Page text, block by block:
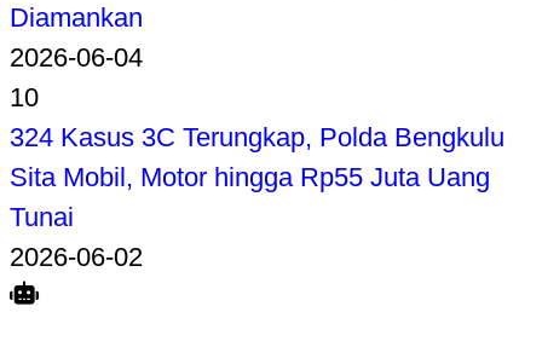
Diamankan
2026-06-04
10
324 Kasus 3C Terungkap, Polda Bengkulu
Sita Mobil, Motor hingga Rp55 Juta Uang
Tunai
2026-06-02